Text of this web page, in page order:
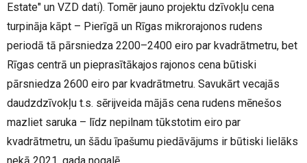
Estate" un VZD dati). Tomēr jauno projektu dzīvokļu cena
turpināja kāpt – Pierīgā un Rīgas mikrorajonos rudens
periodā tā pārsniedza 2200–2400 eiro par kvadrātmetru, bet
Rīgas centrā un pieprasītākajos rajonos cena būtiski
pārsniedza 2600 eiro par kvadrātmetru. Savukārt vecajās
daudzdzīvokļu t.s. sērijveida mājās cena rudens mēnešos
mazliet saruka – līdz nepilnam tūkstotim eiro par
kvadrātmetru, un šādu īpašumu piedāvājums ir būtiski lielāks